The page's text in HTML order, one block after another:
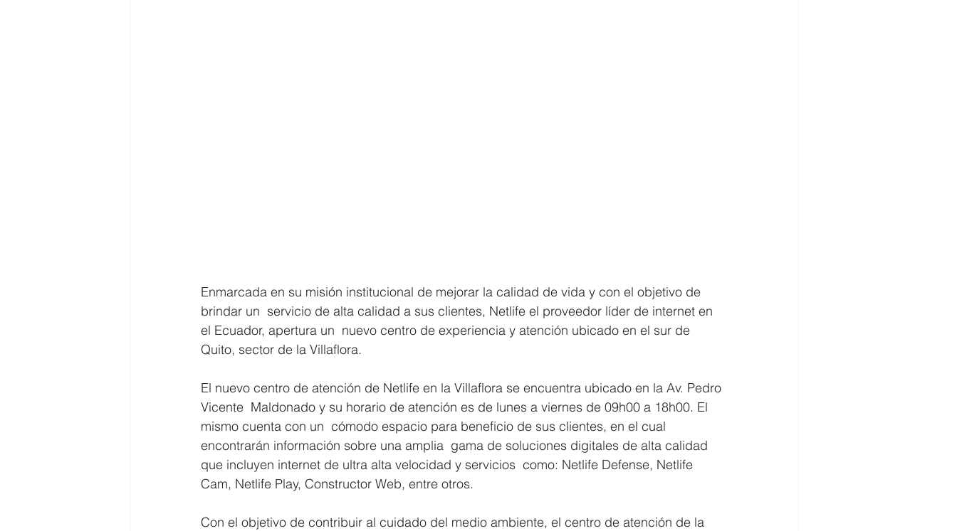
Enmarcada en su misión institucional de mejorar la calidad de vida y con el objetivo de
brindar un  servicio de alta calidad a sus clientes, Netlife el proveedor líder de internet en
el Ecuador, apertura un  nuevo centro de experiencia y atención ubicado en el sur de
Quito, sector de la Villaflora.
El nuevo centro de atención de Netlife en la Villaflora se encuentra ubicado en la Av. Pedro
Vicente  Maldonado y su horario de atención es de lunes a viernes de 09h00 a 18h00. El
mismo cuenta con un  cómodo espacio para beneficio de sus clientes, en el cual
encontrarán información sobre una amplia  gama de soluciones digitales de alta calidad
que incluyen internet de ultra alta velocidad y servicios  como: Netlife Defense, Netlife
Cam, Netlife Play, Constructor Web, entre otros.
Con el objetivo de contribuir al cuidado del medio ambiente, el centro de atención de la